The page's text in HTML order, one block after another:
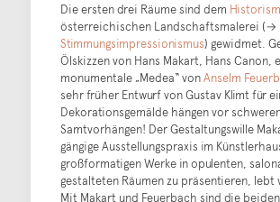
Die ersten drei Räume sind dem
österreichischen Landschaftsmalerei (→
Stimmungsimpressionismus) gewidmet.
Ölskizzen von Hans Makart, Hans Canon,
monumentale „Medea“ vonAnselm
sehr früher Entwurf von Gustav Klimt für
Dekorationsgemälde hängen vor
Samtvorhängen! Der Gestaltungswille
gängige Ausstellungspraxis im
großformatigen Werke in opulenten,
gestalteten Räumen zu präsentieren, lebt
Mit Makart und Feuerbach sind die